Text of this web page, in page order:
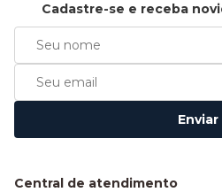
Cadastre-se e receba
Enviar
Central de atendimento